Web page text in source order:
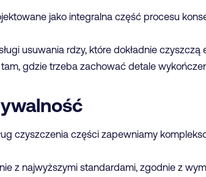
jako integralna część procesu
usuwania rdzy, które dokładnie
gdzie trzeba zachować detale
czyszczenia części zapewniamy
z najwyższymi standardami, zgodnie z